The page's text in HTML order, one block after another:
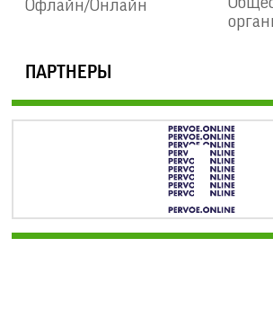
Офлайн/Онлайн
ПАРТНЕРЫ